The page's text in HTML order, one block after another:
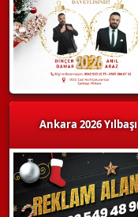
Ankara 2026 Yılbaşı